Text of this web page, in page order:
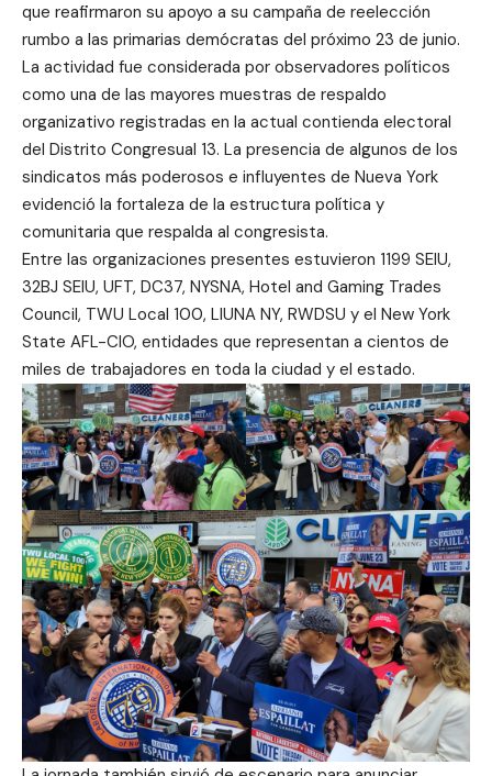
que reafirmaron su apoyo a su campaña de reelección
rumbo a las primarias demócratas del próximo 23 de junio.
La actividad fue considerada por observadores políticos
como una de las mayores muestras de respaldo
organizativo registradas en la actual contienda electoral
del Distrito Congresual 13. La presencia de algunos de los
sindicatos más poderosos e influyentes de Nueva York
evidenció la fortaleza de la estructura política y
comunitaria que respalda al congresista.
Entre las organizaciones presentes estuvieron 1199 SEIU,
32BJ SEIU, UFT, DC37, NYSNA, Hotel and Gaming Trades
Council, TWU Local 100, LIUNA NY, RWDSU y el New York
State AFL-CIO, entidades que representan a cientos de
miles de trabajadores en toda la ciudad y el estado.